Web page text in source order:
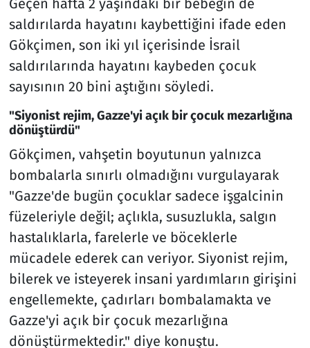
Geçen hafta 2 yaşındaki bir bebeğin de
saldırılarda hayatını kaybettiğini ifade eden
Gökçimen, son iki yıl içerisinde İsrail
saldırılarında hayatını kaybeden çocuk
sayısının 20 bini aştığını söyledi.
"Siyonist rejim, Gazze'yi açık bir çocuk mezarlığına
dönüştürdü"
Gökçimen, vahşetin boyutunun yalnızca
bombalarla sınırlı olmadığını vurgulayarak
"Gazze'de bugün çocuklar sadece işgalcinin
füzeleriyle değil; açlıkla, susuzlukla, salgın
hastalıklarla, farelerle ve böceklerle
mücadele ederek can veriyor. Siyonist rejim,
bilerek ve isteyerek insani yardımların girişini
engellemekte, çadırları bombalamakta ve
Gazze'yi açık bir çocuk mezarlığına
dönüştürmektedir." diye konuştu.